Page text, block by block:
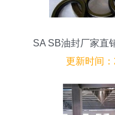
SA SB油封厂家直
更新时间